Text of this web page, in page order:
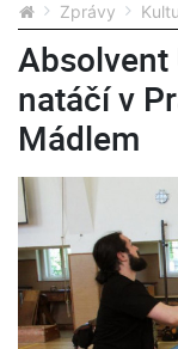
Zprávy
Absolvent
natáčí v
Mádlem